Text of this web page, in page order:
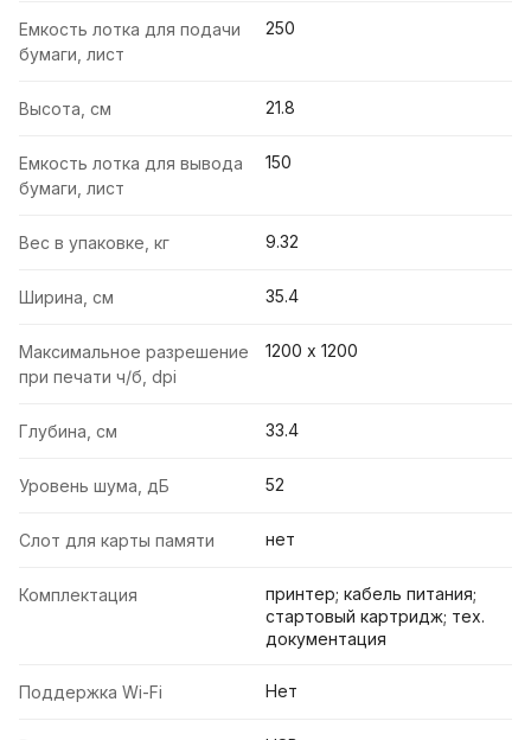
Емкость лотка для подачи
бумаги, лист
250
Высота, см 21.8
Емкость лотка для вывода
бумаги, лист
150
Вес в упаковке, кг 9.32
Ширина, см 35.4
Максимальное разрешение
при печати ч/б, dpi
1200 х 1200
Глубина, см 33.4
Уровень шума, дБ 52
Слот для карты памяти нет
Комплектация
принтер; кабель питания;
стартовый картридж; тех.
документация
Поддержка Wi-Fi Нет